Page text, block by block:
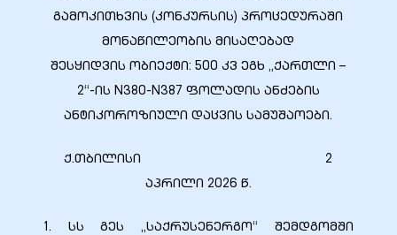
გამოკითხვის (კონკურსის) პროცედურაში
მონაწილეობის მისაღებად
შესყიდვის ობიექტი: 500 კვ ეგხ „ქართლი –
2“-ის N380-N387 ფოლადის ანძების
ანტიკოროზიული დაცვის სამუშაოები.
ქ.თბილისი 2
აპრილი 2026 წ.
1. სს გეს „საქრუსენერგო“ შემდგომში